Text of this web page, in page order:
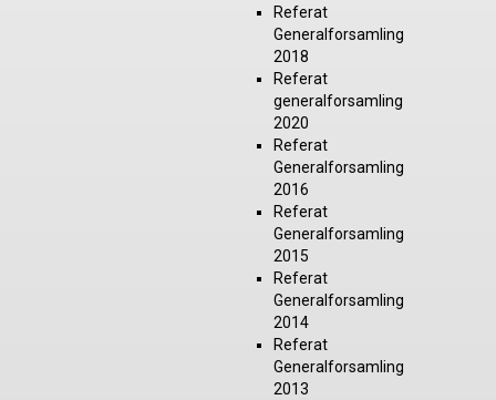
Referat
Generalforsamling
2018
Referat
generalforsamling
2020
Referat
Generalforsamling
2016
Referat
Generalforsamling
2015
Referat
Generalforsamling
2014
Referat
Generalforsamling
2013